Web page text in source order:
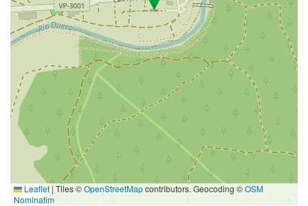
Leaflet | Tiles ©OpenStreetMapcontributors. Geocoding ©OSM
Nominatim